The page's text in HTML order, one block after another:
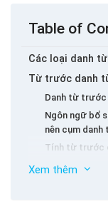
Table of
Các loại danh
Từ trước danh
Danh từ
Ngôn ngữ bổ
nên cụm danh
Tính từ trước
Đằng sau
Xem thêm